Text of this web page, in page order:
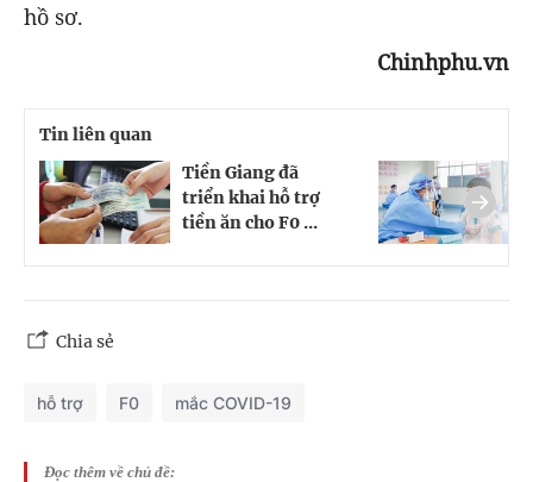
hồ sơ.
Chinhphu.vn
Tin liên quan
Tiền Giang đã
triển khai hỗ trợ
tiền ăn cho F0 ...
Chia sẻ
hỗ trợ F0 mắc COVID-19
Đọc thêm về chủ đề: